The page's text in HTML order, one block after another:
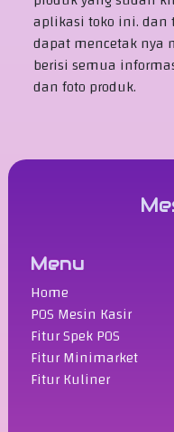
aplikasi toko ini.
dapat mencetak nya
berisi semua
dan foto produk.
Menu
Home
POS Mesin Kasir
Fitur Spek POS
Fitur Minimarket
Fitur Kuliner